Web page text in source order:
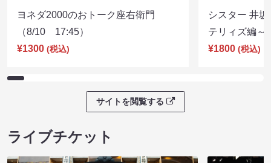
ヨネダ2000のおトーク座右衛門
（8/10 17:45）
¥1300 (税込)
シスター 井
テリィズ編
¥1800 (税込)
サイトを閲覧する
ライブチケット